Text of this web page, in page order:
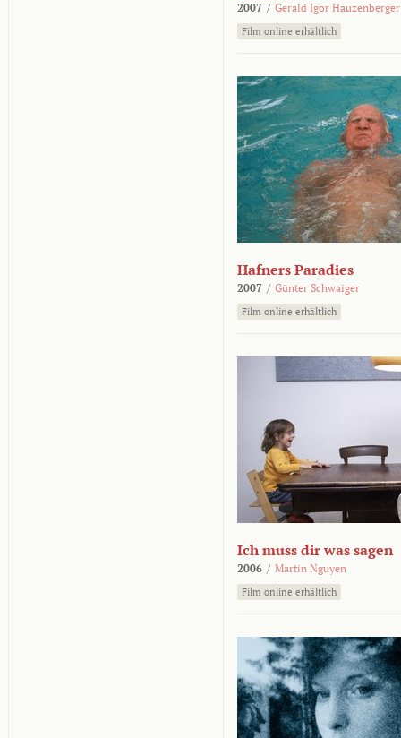
2007 / Gerald Igor Hauzenberger
Film online erhältlich
Hafners Paradies
2007 / Günter Schwaiger
Film online erhältlich
Ich muss dir was sagen
2006 / Martin Nguyen
Film online erhältlich